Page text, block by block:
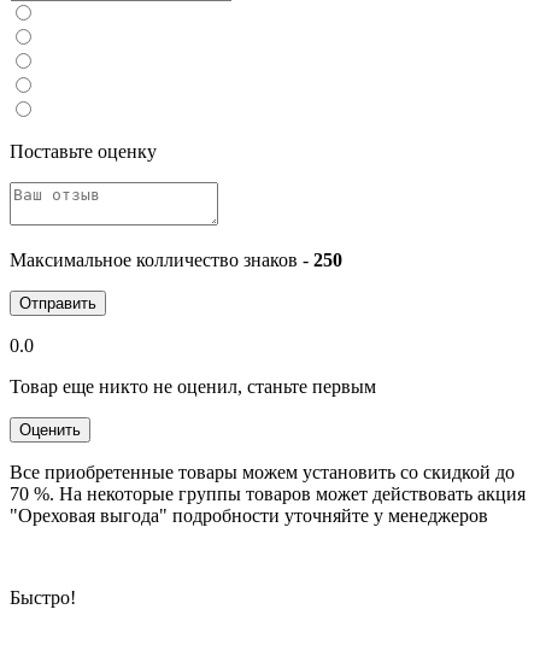
Поставьте оценку
Максимальное колличество знаков - 250
Отправить
0.0
Товар еще никто не оценил, станьте первым
Оценить
Все приобретенные товары можем установить со скидкой до
70 %. На некоторые группы товаров может действовать акция
"Ореховая выгода" подробности уточняйте у менеджеров
Быстро!